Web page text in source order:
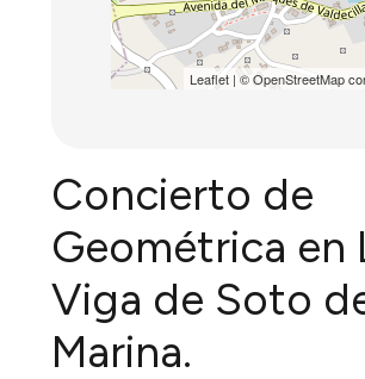
Leaflet| ©OpenStreetMap
Concierto de
Geométrica en
Viga de Soto
Marina.